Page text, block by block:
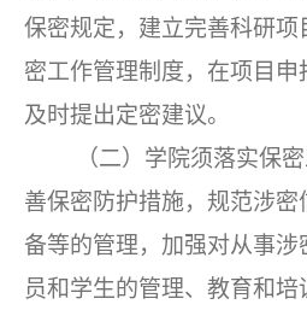
保密规定，建立完善科研项
密工作管理制度，在项目申
及时提出定密建议。
（二）学院须落实保
善保密防护措施，规范涉
备等的管理，加强对从事涉
员和学生的管理、教育和培